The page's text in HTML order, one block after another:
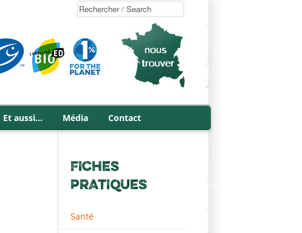
Et aussi… Média Contact
FICHES
PRATIQUES
Santé